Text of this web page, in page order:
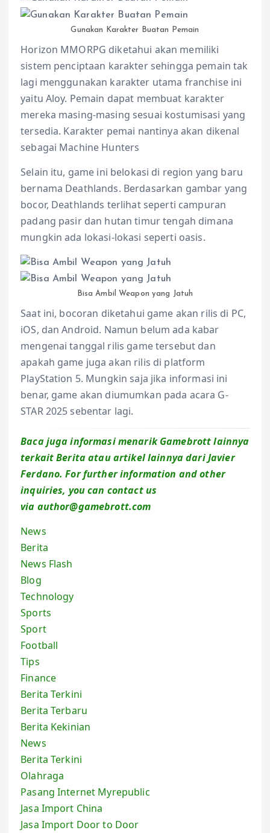
Gunakan Karakter Buatan Pemain
Horizon MMORPG diketahui akan memiliki
sistem penciptaan karakter sehingga pemain tak
lagi menggunakan karakter utama franchise ini
yaitu Aloy. Pemain dapat membuat karakter
mereka masing-masing sesuai kostumisasi yang
tersedia. Karakter pemai nantinya akan dikenal
sebagai Machine Hunters
Selain itu, game ini belokasi di region yang baru
bernama Deathlands. Berdasarkan gambar yang
bocor, Deathlands terlihat seperti campuran
padang pasir dan hutan timur tengah dimana
mungkin ada lokasi-lokasi seperti oasis.
Bisa Ambil Weapon yang Jatuh
Saat ini, bocoran diketahui game akan rilis di PC,
iOS, dan Android. Namun belum ada kabar
mengenai tanggal rilis game tersebut dan
apakah game juga akan rilis di platform
PlayStation 5. Mungkin saja jika informasi ini
benar, game akan diumumkan pada acara G-
STAR 2025 sebentar lagi.
Baca juga informasi menarik Gamebrott lainnya
terkait Berita atau artikel lainnya dari Javier
Ferdano. For further information and other
inquiries, you can contact us
via author@gamebrott.com
News
Berita
News Flash
Blog
Technology
Sports
Sport
Football
Tips
Finance
Berita Terkini
Berita Terbaru
Berita Kekinian
News
Berita Terkini
Olahraga
Pasang Internet Myrepublic
Jasa Import China
Jasa Import Door to Door